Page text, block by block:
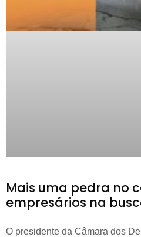
Mais uma pedra no
empresários na
O presidente da Câmara dos